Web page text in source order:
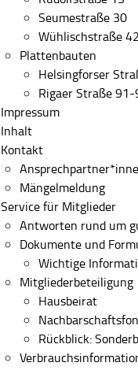
Seumestraße 30
Wühlischstraße 42
Plattenbauten
Helsingforser
Rigaer Straße
Impressum
Inhalt
Kontakt
Mängelmeldung
Service für Mitglieder
Antworten rund um
Dokumente und
Wichtige
Mitgliederbeteiligung
Hausbeirat
Rückblick: